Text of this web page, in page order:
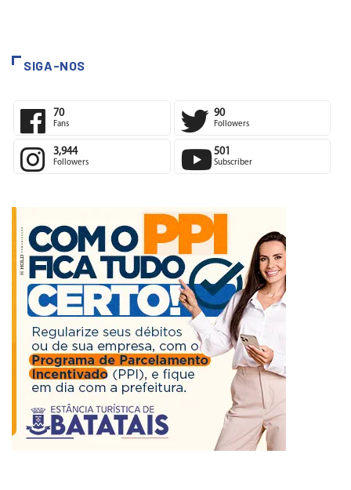
SIGA-NOS
70
Fans
90
Followers
3,944
Followers
501
Subscriber